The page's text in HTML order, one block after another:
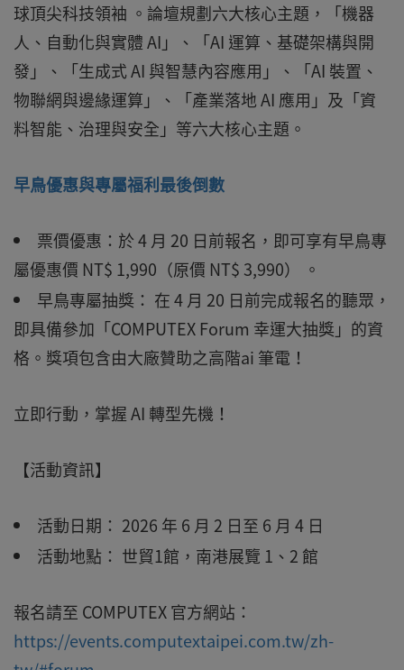
球頂尖科技領袖 。論壇規劃六大核心主題，「機器
人、自動化與實體 AI」、「AI 運算、基礎架構與開
發」、「生成式 AI 與智慧內容應用」、「AI 裝置、
物聯網與邊緣運算」、「產業落地 AI 應用」及「資
料智能、治理與安全」等六大核心主題。
早鳥優惠與專屬福利最後倒數
票價優惠：於4月 20 日前報名，即可享有早鳥專
屬優惠價 NT$ 1,990 （原價 NT$ 3,990） 。
早鳥專屬抽獎： 在 4 月 20 日前完成報名的聽眾，
即具備參加「COMPUTEX Forum 幸運大抽獎」的資
格。獎項包含由大廠贊助之高階ai 筆電！
立即行動，掌握AI轉型先機！
【活動資訊】
活動日期： 2026 年 6 月 2 日至 6 月 4 日
活動地點： 世貿1館，南港展覽 1 、 2 館
報名請至 COMPUTEX官方網站：
https://events.computextaipei.com.tw/zh-